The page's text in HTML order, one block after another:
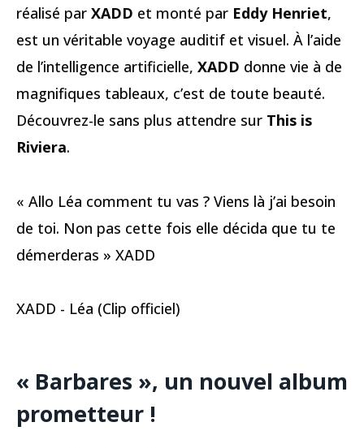
réalisé par XADD et monté par Eddy Henriet,
est un véritable voyage auditif et visuel. À l’aide
de l’intelligence artificielle, XADD donne vie à de
magnifiques tableaux, c’est de toute beauté.
Découvrez-le sans plus attendre sur This is
Riviera.
« Allo Léa comment tu vas ? Viens là j’ai besoin
de toi. Non pas cette fois elle décida que tu te
démerderas » XADD
XADD - Léa (Clip officiel)
« Barbares », un nouvel album
prometteur !